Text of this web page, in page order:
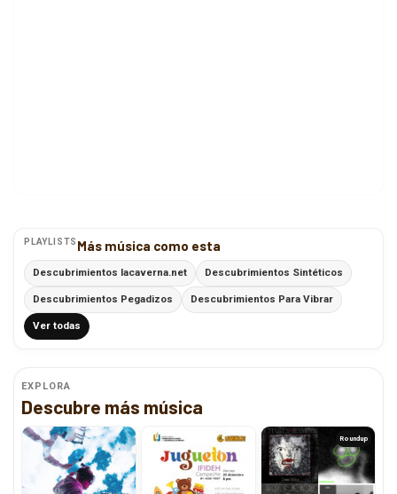
PLAYLISTS Más música como esta
Descubrimientos lacaverna.net Descubrimientos Sintéticos
Descubrimientos Pegadizos Descubrimientos Para Vibrar
Ver todas
EXPLORA
Descubre más música
Roundup